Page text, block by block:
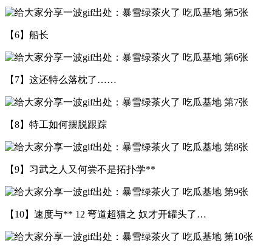
【6】​船长
【7】这还特么落枕了……
【8】特工如何摆脱跟踪
【9】习武之人又何尝不是拓扑学**
【10】速度与** 12 弯道超猫之 奴才开罐头了…